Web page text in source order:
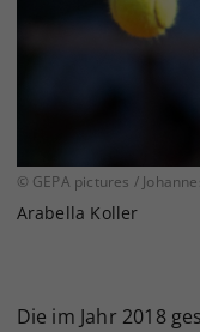
© GEPA pictures /
Arabella Koller
Die im Jahr 2018